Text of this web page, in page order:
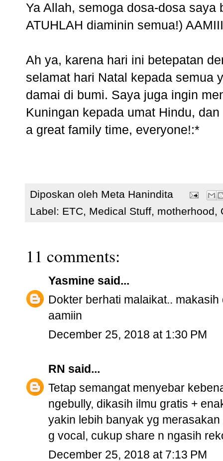
Ya Allah, semoga dosa-dosa saya
ATUHLAH diaminin semua!)
Ah ya, karena hari ini betepatan
selamat hari Natal kepada semua
damai di bumi. Saya juga ingin
Kuningan kepada umat Hindu,
a great family time, everyone!:*
Diposkan oleh Meta Hanindita
Label: ETC Medical Stuff motherhood
11 comments:
Yasmine said...
Dokter berhati malaikat..
aamiin
December 25, 2018 at 1:30 PM
RN said...
Tetap semangat menyebar
ngebully, dikasih ilmu gratis +
yakin lebih banyak yg
g vocal, cukup share n ngasih
December 25, 2018 at 7:13 PM